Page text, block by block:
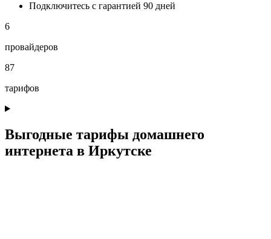
Подключитесь с гарантией 90 дней
6
провайдеров
87
тарифов
Выгодные тарифы домашнего
интернета в Иркутске